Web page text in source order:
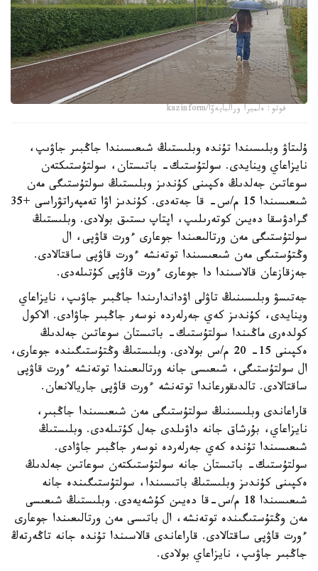
فوتو: ەلميرا ورالبايەۆا/kazinform
ۇلىتاۋ وبلىسىندا تۇندە وبلىستىڭ شىعىسىندا جاڭبىر جاۋىپ،
نايزاعاي وينايدى. سولتۇستىك- باتىستان، سولتۇستىكتەن
سوعاتىن جەلدىڭ ەكپىنى كۇندىز وبلىستىڭ سولتۇستىگى مەن
شىعىسىندا 15 م/س- قا جەتەدى. كۇندىز اۋا تەمپەراتۋراسى +35
گرادۋسقا دەيىن كوتەرىلىپ، اپتاپ ىستىق بولادى. وبلىستىڭ
سولتۇستىگى مەن ورتالىعىندا جوعارى ءورت قاۋپى، ال
وڭتۇستىگى مەن شىعىسىندا توتەنشە ءورت قاۋپى ساقتالادى.
جەزقازعان قالاسىندا دا جوعارى ءورت قاۋپى كۇتىلەدى.
جەتىسۋ وبلىسىنىڭ تاۋلى اۋداندارىندا جاڭبىر جاۋىپ، نايزاعاي
وينايدى، كۇندىز كەي جەرلەردە نوسەر جاڭبىر جاۋادى. الاكول
كولدەرى ماڭىندا سولتۇستىك- باتىستان سوعاتىن جەلدىڭ
ەكپىنى 15- 20 م/س بولادى. وبلىستىڭ وڭتۇستىگىندە جوعارى،
ال سولتۇستىگى، شىعىسى جانە ورتالىعىندا توتەنشە ءورت قاۋپى
ساقتالادى. تالدىقورعاندا توتەنشە ءورت قاۋپى جاريالانعان.
قاراعاندى وبلىسىنىڭ سولتۇستىگى مەن شىعىسىندا جاڭبىر،
نايزاعاي، بۇرشاق جانە داۋىلدى جەل كۇتىلەدى. وبلىستىڭ
شىعىسىندا تۇندە كەي جەرلەردە نوسەر جاڭبىر جاۋادى.
سولتۇستىك- باتىستان جانە سولتۇستىكتەن سوعاتىن جەلدىڭ
ەكپىنى كۇندىز وبلىستىڭ باتىسىندا، سولتۇستىگىندە جانە
شىعىسىندا 18 م/س-قا دەيىن كۇشەيەدى. وبلىستىڭ شىعىسى
مەن وڭتۇستىگىندە توتەنشە، ال باتىسى مەن ورتالىعىندا جوعارى
ءورت قاۋپى ساقتالادى. قاراعاندى قالاسىندا تۇندە جانە تاڭەرتەڭ
جاڭبىر جاۋىپ، نايزاعاي بولادى.